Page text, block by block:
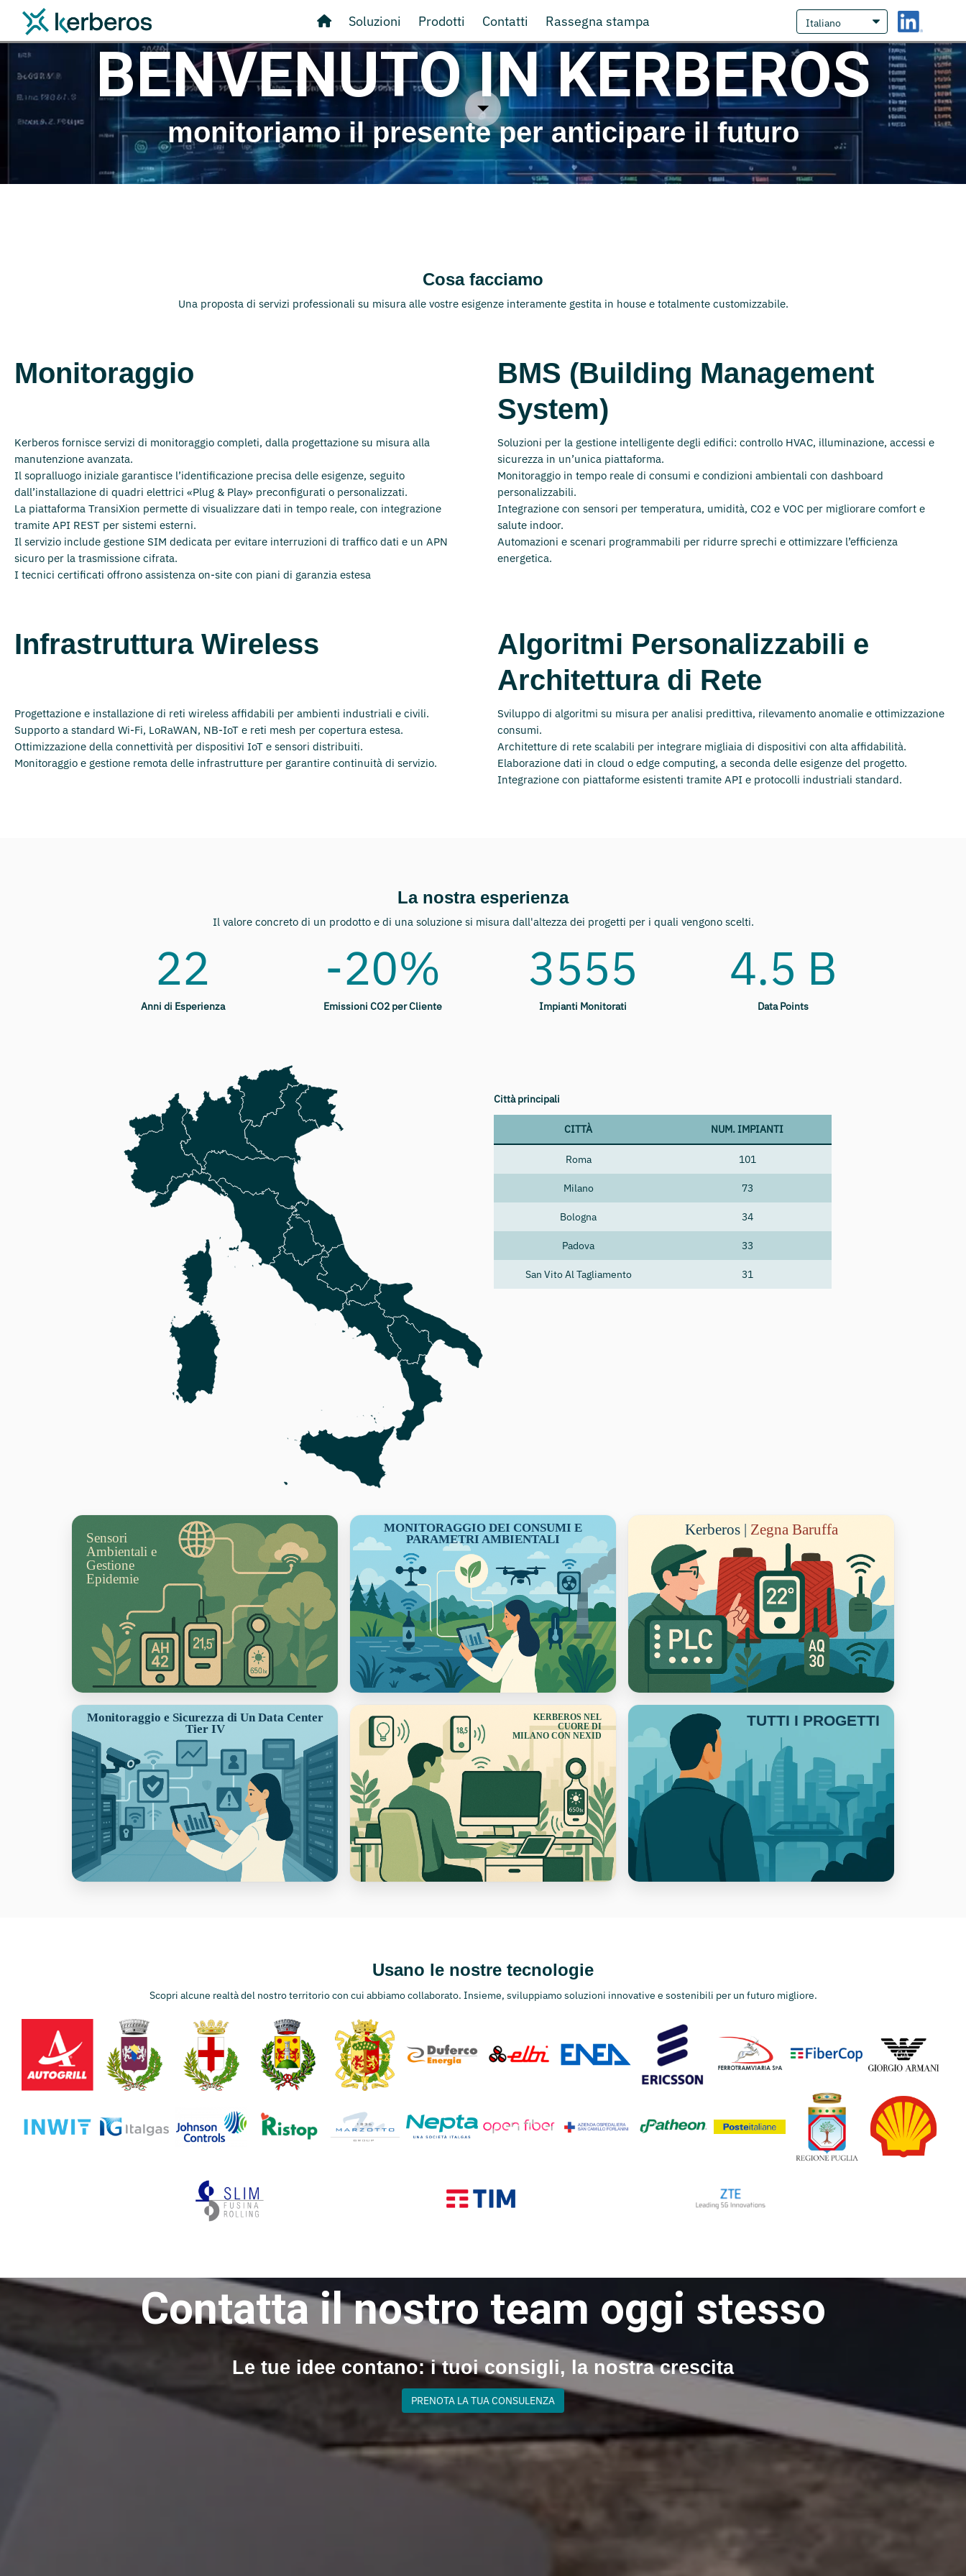
Soluzioni Prodotti Contatti Rassegna stampa
BENVENUTO IN KERBEROS
monitoriamo il presente per anticipare il futuro
Cosa facciamo
Una proposta di servizi professionali su misura alle vostre esigenze interamente gestita in house e totalmente customizzabile.
Monitoraggio
Kerberos fornisce servizi di monitoraggio completi, dalla progettazione su misura alla
manutenzione avanzata.
Il sopralluogo iniziale garantisce l’identificazione precisa delle esigenze, seguito
dall’installazione di quadri elettrici «Plug & Play» preconfigurati o personalizzati.
La piattaforma TransiXion permette di visualizzare dati in tempo reale, con integrazione
tramite API REST per sistemi esterni.
Il servizio include gestione SIM dedicata per evitare interruzioni di traffico dati e un APN
sicuro per la trasmissione cifrata.
I tecnici certificati offrono assistenza on-site con piani di garanzia estesa
BMS (Building Management
System)
Soluzioni per la gestione intelligente degli edifici: controllo HVAC, illuminazione, accessi e
sicurezza in un’unica piattaforma.
Monitoraggio in tempo reale di consumi e condizioni ambientali con dashboard
personalizzabili.
Integrazione con sensori per temperatura, umidità, CO2 e VOC per migliorare comfort e
salute indoor.
Automazioni e scenari programmabili per ridurre sprechi e ottimizzare l’efficienza
energetica.
Infrastruttura Wireless
Progettazione e installazione di reti wireless affidabili per ambienti industriali e civili.
Supporto a standard Wi-Fi, LoRaWAN, NB-IoT e reti mesh per copertura estesa.
Ottimizzazione della connettività per dispositivi IoT e sensori distribuiti.
Monitoraggio e gestione remota delle infrastrutture per garantire continuità di servizio.
Algoritmi Personalizzabili e
Architettura di Rete
Sviluppo di algoritmi su misura per analisi predittiva, rilevamento anomalie e ottimizzazione
consumi.
Architetture di rete scalabili per integrare migliaia di dispositivi con alta affidabilità.
Elaborazione dati in cloud o edge computing, a seconda delle esigenze del progetto.
Integrazione con piattaforme esistenti tramite API e protocolli industriali standard.
La nostra esperienza
Il valore concreto di un prodotto e di una soluzione si misura dall'altezza dei progetti per i quali vengono scelti.
22
Anni di Esperienza
-20%
Emissioni CO2 per Cliente
3555
Impianti Monitorati
4.5 B
Data Points
Città principali
CITTÀ NUM. IMPIANTI
Roma 101
Milano 73
Bologna 34
Padova 33
San Vito Al Tagliamento 31
Sensori
Ambientali e
Gestione
Epidemie
MONITORAGGIO DEI CONSUMI E
PARAMETRI AMBIENTALI
Kerberos | Zegna Baruffa
Monitoraggio e Sicurezza di Un Data Center
Tier IV
KERBEROS NEL
CUORE DI
MILANO CON NEXID
TUTTI I PROGETTI
Usano le nostre tecnologie
Scopri alcune realtà del nostro territorio con cui abbiamo collaborato. Insieme, sviluppiamo soluzioni innovative e sostenibili per un futuro migliore.
Contatta il nostro team oggi stesso
Le tue idee contano: i tuoi consigli, la nostra crescita
PRENOTA LA TUA CONSULENZA